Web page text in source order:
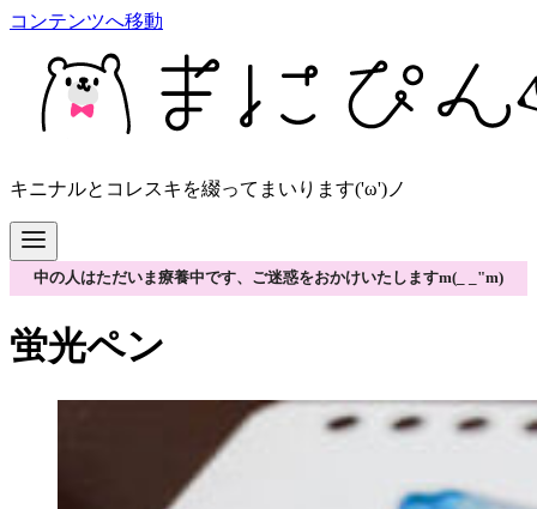
コンテンツへ移動
キニナルとコレスキを綴ってまいります('ω')ノ
中の人はただいま療養中です、ご迷惑をおかけいたしますm(_ _"m)
蛍光ペン